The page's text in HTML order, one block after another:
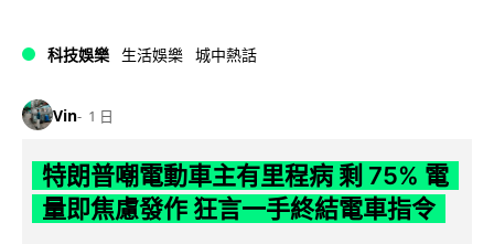
科技娛樂 生活娛樂 城中熱話
Vin 1 日
特朗普嘲電動車主有里程病 剩 75% 電
量即焦慮發作 狂言一手終結電車指令